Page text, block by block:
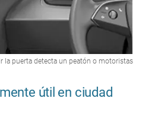
la puerta detecta un peatón o motoristas
útil en ciudad